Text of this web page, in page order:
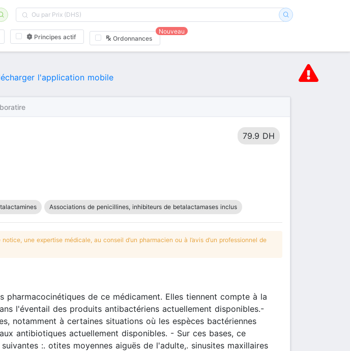
Principes actif Ordonnances
Nouveau
l'application mobile
79.9 DH
Associations de penicillines, inhibiteurs de betalactamases inclus
une expertise médicale, au conseil d’un pharmacien ou à l’avis d’un professionnel de
de ce médicament. Elles tiennent compte à la
l'éventail des produits antibactériens actuellement disponibles.-
notamment à certaines situations où les espèces bactériennes
antibiotiques actuellement disponibles. - Sur ces bases, ce
:. otites moyennes aiguës de l'adulte,. sinusites maxillaires